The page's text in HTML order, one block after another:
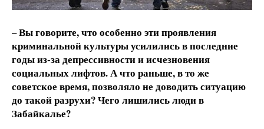
– Вы говорите, что особенно эти проявления
криминальной культуры усилились в последние
годы из-за депрессивности и исчезновения
социальных лифтов. А что раньше, в то же
советское время, позволяло не доводить ситуацию
до такой разрухи? Чего лишились люди в
Забайкалье?